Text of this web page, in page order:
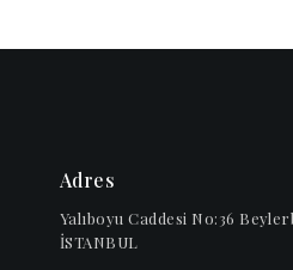
Adres
Yalıboyu Caddesi No:36
İSTANBUL